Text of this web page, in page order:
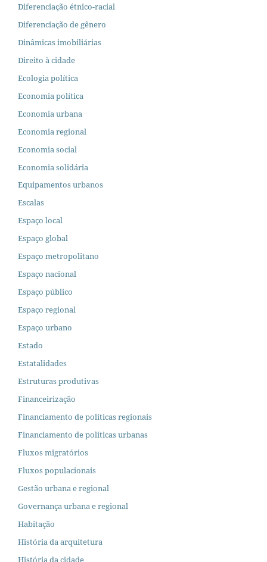
Diferenciação étnico-racial
Diferenciação de gênero
Dinâmicas imobiliárias
Direito à cidade
Ecologia política
Economia política
Economia urbana
Economia regional
Economia social
Economia solidária
Equipamentos urbanos
Escalas
Espaço local
Espaço global
Espaço metropolitano
Espaço nacional
Espaço público
Espaço regional
Espaço urbano
Estado
Estatalidades
Estruturas produtivas
Financeirização
Financiamento de políticas regionais
Financiamento de políticas urbanas
Fluxos migratórios
Fluxos populacionais
Gestão urbana e regional
Governança urbana e regional
Habitação
História da arquitetura
História da cidade